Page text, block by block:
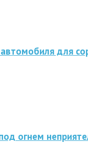
для
огнем